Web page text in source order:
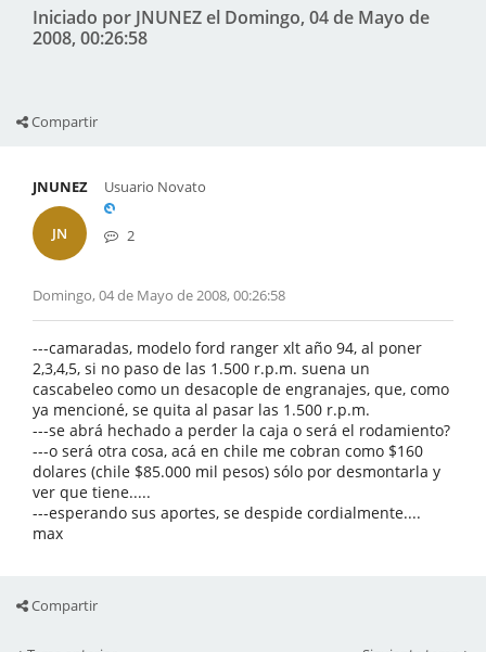
Iniciado por JNUNEZ el Domingo, 04 de Mayo de
2008, 00:26:58
Compartir
JNUNEZ
JN
Usuario Novato
2
Domingo, 04 de Mayo de 2008, 00:26:58
---camaradas, modelo ford ranger xlt año 94, al poner
2,3,4,5, si no paso de las 1.500 r.p.m. suena un
cascabeleo como un desacople de engranajes, que, como
ya mencioné, se quita al pasar las 1.500 r.p.m.
---se abrá hechado a perder la caja o será el rodamiento?
---o será otra cosa, acá en chile me cobran como $160
dolares (chile $85.000 mil pesos) sólo por desmontarla y
ver que tiene.....
---esperando sus aportes, se despide cordialmente....
max
Compartir